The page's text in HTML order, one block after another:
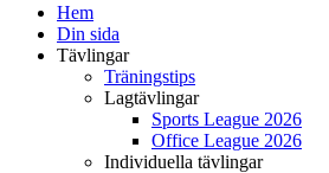
Hem
Din sida
Tävlingar
Träningstips
Lagtävlingar
Sports League 2026
Office League 2026
Individuella tävlingar